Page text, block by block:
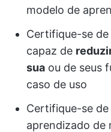
modelo de
Certifique-se
capaz de
sua ou de seus
caso de uso
Certifique-se
aprendizado de